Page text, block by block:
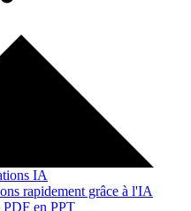
IA
rapidement grâce à l'IA
en PPT